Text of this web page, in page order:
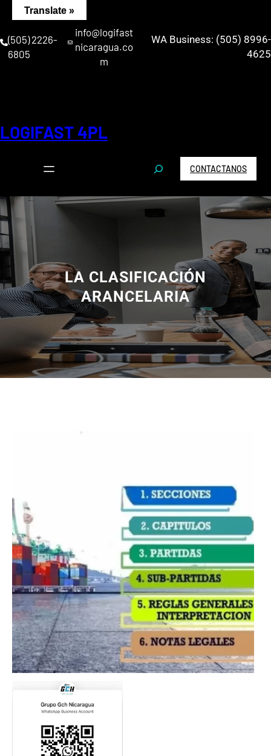
Saltar
contenido
(505) 2226-
6805
info@logifast
nicaragua.co
m
WA Business: (505) 8996-
4625
LOGIFAST 4PL
S
e
r
c
CONTACTANOS
LA CLASIFICACIÓN
ARANCELARIA
Translate »